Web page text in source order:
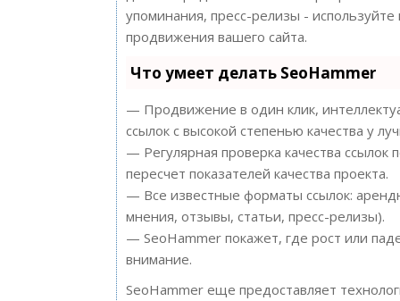
упоминания, пресс-релизы -
продвижения вашего сайта.
Что умеет делать SeoHammer
— Продвижение в один клик,
ссылок с высокой степенью качества у
— Регулярная проверка качества
пересчет показателей качества проекта.
— Все известные форматы ссылок:
мнения, отзывы, статьи, пресс-релизы).
— SeoHammer покажет, где рост или
внимание.
SeoHammer еще предоставляет